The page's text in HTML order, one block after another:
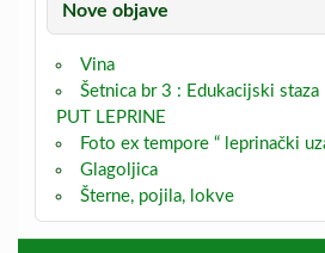
Nove objave
Vina
Šetnica br 3 : Edukacijski
PUT LEPRINE
Foto ex tempore “ leprinački
Glagoljica
Šterne, pojila, lokve